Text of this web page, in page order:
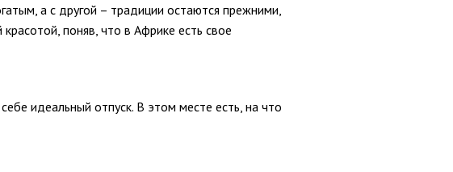
а с другой – традиции остаются прежними,
поняв, что в Африке есть свое
идеальный отпуск. В этом месте есть, на что